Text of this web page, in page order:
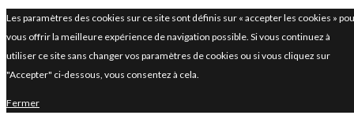
Les paramètres des cookies sur ce site sont définis sur « accepter les cookies »
vous offrir la meilleure expérience de navigation possible. Si vous continuez à
utiliser ce site sans changer vos paramètres de cookies ou si vous cliquez sur
"Accepter" ci-dessous, vous consentez à cela.
Fermer